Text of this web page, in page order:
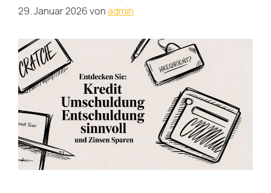
29. Januar 2026vonadmin